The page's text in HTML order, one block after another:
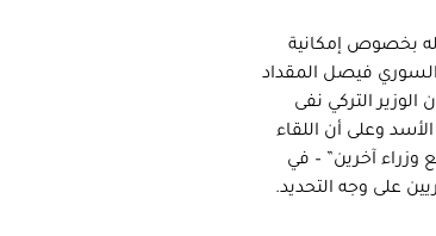
بخصوص إمكانية
السوري فيصل المقداد
التركي نفى
وعلى أن اللقاء
وزراء آخرين” – في
على وجه التحديد.